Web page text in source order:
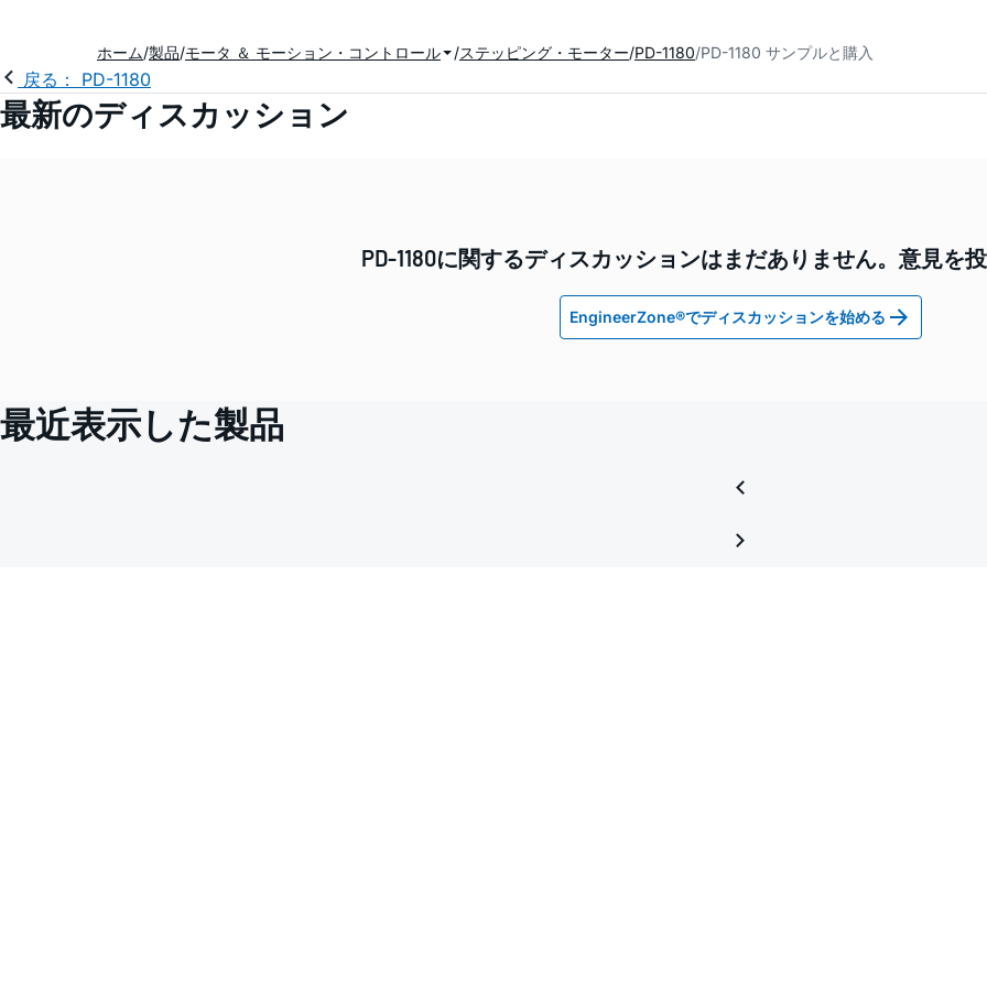
ホーム 製品 モータ ＆ モーション・コントロール ステッピング・モーター PD-1180 PD-1180 サンプルと購入
戻る： PD-1180
最新のディスカッション
PD-1180に関するディスカッションはまだありません。意見を
EngineerZone®でディスカッションを始める
最近表示した製品